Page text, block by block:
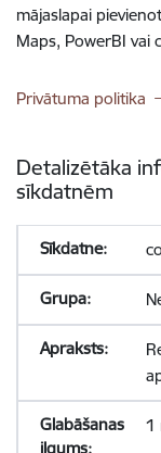
mājaslapai
Maps, PowerBI vai
Privātuma politika
Detalizētāka
sīkdatnēm
1